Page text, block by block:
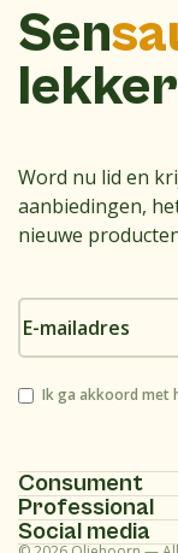
Sen
lekker
Word nu lid en
aanbiedingen,
nieuwe
E-
mailadres
Instemming
Ik ga akkoord met
Consument
Homepagina
Professional
Homepagina
Social media